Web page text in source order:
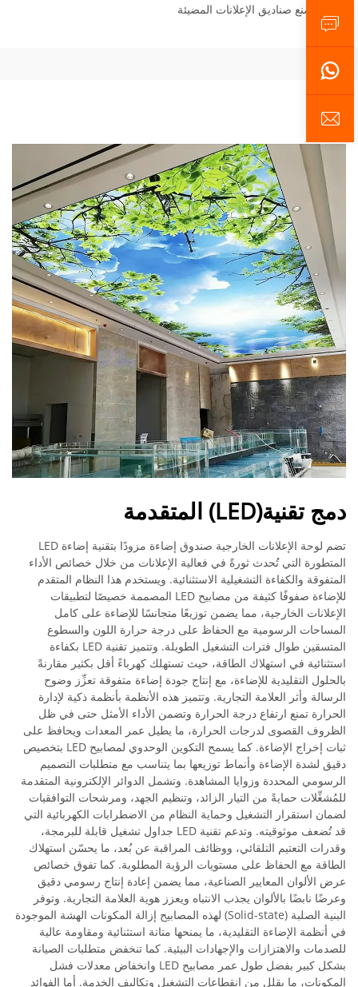
مصنع صناديق الإعلانات المضيئة
دمج تقنية(LED) المتقدمة
تضم لوحة الإعلانات الخارجية صندوق إضاءة مزودًا بتقنية إضاءة LED
المتطورة التي تُحدث ثورةً في فعالية الإعلانات من خلال خصائص الأداء
المتفوقة والكفاءة التشغيلية الاستثنائية. ويستخدم هذا النظام المتقدم
للإضاءة صفوفًا كثيفة من مصابيح LED المصممة خصيصًا لتطبيقات
الإعلانات الخارجية، مما يضمن توزيعًا متجانسًا للإضاءة على كامل
المساحات الرسومية مع الحفاظ على درجة حرارة اللون والسطوع
المتسقين طوال فترات التشغيل الطويلة. وتتميز تقنية LED بكفاءة
استثنائية في استهلاك الطاقة، حيث تستهلك كهرباءً أقل بكثير مقارنةً
بالحلول التقليدية للإضاءة، مع إنتاج جودة إضاءة متفوقة تعزِّز وضوح
الرسالة وأثر العلامة التجارية. وتتميز هذه الأنظمة بأنظمة ذكية لإدارة
الحرارة تمنع ارتفاع درجة الحرارة وتضمن الأداء الأمثل حتى في ظل
الظروف القصوى لدرجات الحرارة، ما يطيل عمر المعدات ويحافظ على
ثبات إخراج الإضاءة. كما يسمح التكوين الوحدوي لمصابيح LED بتخصيص
دقيق لشدة الإضاءة وأنماط توزيعها بما يتناسب مع متطلبات التصميم
الرسومي المحددة وزوايا المشاهدة. وتشمل الدوائر الإلكترونية المتقدمة
للمُشغِّلات حمايةً من التيار الزائد، وتنظيم الجهد، ومرشحات التوافقيات
لضمان استقرار التشغيل وحماية النظام من الاضطرابات الكهربائية التي
قد تُضعف موثوقيته. وتدعم تقنية LED جداول تشغيل قابلة للبرمجة،
وقدرات التعتيم التلقائي، ووظائف المراقبة عن بُعد، ما يحسّن استهلاك
الطاقة مع الحفاظ على مستويات الرؤية المطلوبة. كما تفوق خصائص
عرض الألوان المعايير الصناعية، مما يضمن إعادة إنتاج رسومي دقيق
وعرضًا نابضًا بالألوان يجذب الانتباه ويعزز هوية العلامة التجارية. وتوفر
البنية الصلبة (Solid-state) لهذه المصابيح إزالة المكونات الهشة الموجودة
في أنظمة الإضاءة التقليدية، ما يمنحها متانة استثنائية ومقاومة عالية
للصدمات والاهتزازات والإجهادات البيئية. كما تنخفض متطلبات الصيانة
بشكل كبير بفضل طول عمر مصابيح LED وانخفاض معدلات فشل
المكونات، ما يقلل من انقطاعات التشغيل وتكاليف الخدمة. أما الفوائد